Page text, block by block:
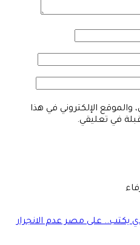
والموقع الإلكتروني في هذا
في تعليقي.
يكتب.. على مصر عدم الانجرار